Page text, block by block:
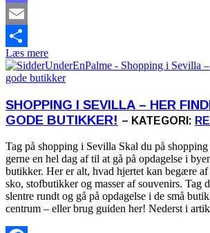
Mastodon
Email
Share
Læs mere
SHOPPING I SEVILLA – HER
GODE BUTIKKER! – KATEGORI:
Tag på shopping i Sevilla Skal du på
gerne en hel dag af til at gå på opdagelse i
butikker. Her er alt, hvad hjertet kan begære
sko, stofbutikker og masser af souvenirs. Tag
slentre rundt og gå på opdagelse i de små
centrum – eller brug guiden her! Nederst i